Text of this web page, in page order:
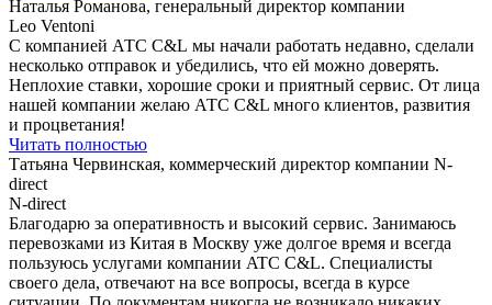
Наталья Романова, генеральный директор компании
Leo Ventoni
С компанией АТС C&L мы начали работать недавно, сделали
несколько отправок и убедились, что ей можно доверять.
Неплохие ставки, хорошие сроки и приятный сервис. От лица
нашей компании желаю АТС C&L много клиентов, развития
и процветания!
Читать полностью
Татьяна Червинская, коммерческий директор компании N-
direct
N-direct
Благодарю за оперативность и высокий сервис. Занимаюсь
перевозками из Китая в Москву уже долгое время и всегда
пользуюсь услугами компании ATC С&L. Специалисты
своего дела, отвечают на все вопросы, всегда в курсе